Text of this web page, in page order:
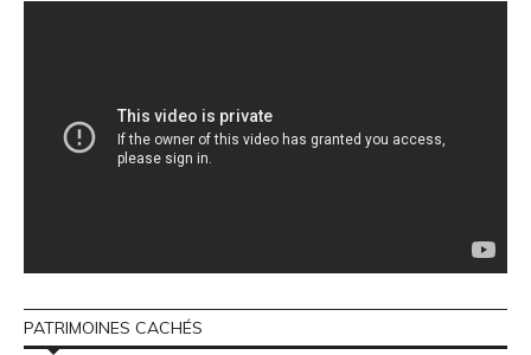
PATRIMOINES CACHÉS